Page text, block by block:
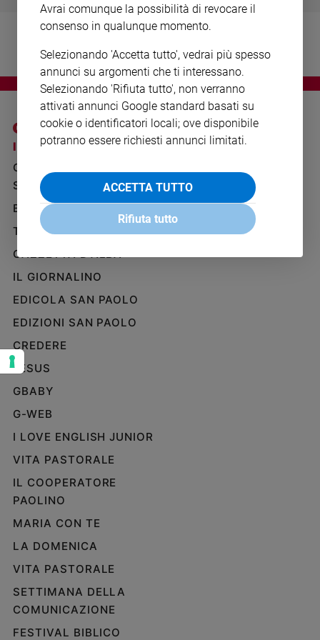
Ambiente
Volontariato
Diritti
Aziende
valore
Caso
settimana
Migranti
Diversità
e
Costume
e
2026
Cinema,
Tv
streaming
Libri
Musica
Famiglia
educazione
Genitori
e
Scuola
I SITI SAN PAOLO
GRUPPO EDITORIALE
SAN PAOLO
BENESSERE
TELENOVA
GAZZETTA D'ALBA
IL GIORNALINO
EDICOLA SAN PAOLO
EDIZIONI SAN PAOLO
CREDERE
JESUS
GBABY
G-WEB
I LOVE ENGLISH JUNIOR
VITA PASTORALE
IL COOPERATORE
PAOLINO
MARIA CON TE
LA DOMENICA
VITA PASTORALE
SETTIMANA DELLA
COMUNICAZIONE
FESTIVAL BIBLICO
NOTE LEGALI
INFORMATIVA
WHISTLEBLOWING
SOCIAL
Avrai comunque la possibilità di revocare il
consenso in qualunque momento.
Selezionando 'Accetta tutto', vedrai più spesso
annunci su argomenti che ti interessano.
Selezionando 'Rifiuta tutto', non verranno
attivati annunci Google standard basati su
cookie o identificatori locali; ove disponibile
potranno essere richiesti annunci limitati.
ACCETTA TUTTO
Rifiuta tutto